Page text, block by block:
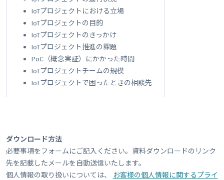
IoTプロジェクトにおける立場
IoTプロジェクトの目的
IoTプロジェクトのきっかけ
IoTプロジェクト推進の課題
PoC（概念実証）にかかった時間
IoTプロジェクトチームの規模
IoTプロジェクトで困ったときの相談先
ダウンロード方法
必要事項をフォームにご記入ください。資料ダウンロードのリンク
先を記載したメールを自動送信いたします。
個人情報の取り扱いについては、
お客様の個人情報に関するプライ